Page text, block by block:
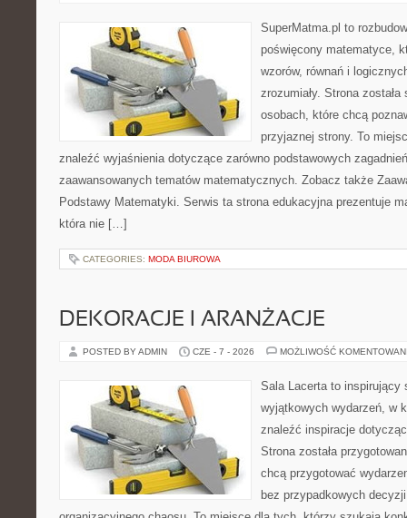
SuperMatma.pl to
poświęcony matematyce,
wzorów, równań i
zrozumiały. Strona
osobach, które chcą
przyjaznej strony. To
znaleźć wyjaśnienia dotyczące zarówno podstawowych
zaawansowanych tematów matematycznych. Zobacz także
Podstawy Matematyki. Serwis ta strona edukacyjna prezentuje
która nie […]
CATEGORIES: MODA BIUROWA
DEKORACJE I ARANŻACJE
POSTED BY ADMIN CZE - 7 - 2026 MOŻLIWOŚĆ
Sala Lacerta to inspirujący
wyjątkowych wydarzeń, w
znaleźć inspiracje
Strona została
chcą przygotować
bez przypadkowych